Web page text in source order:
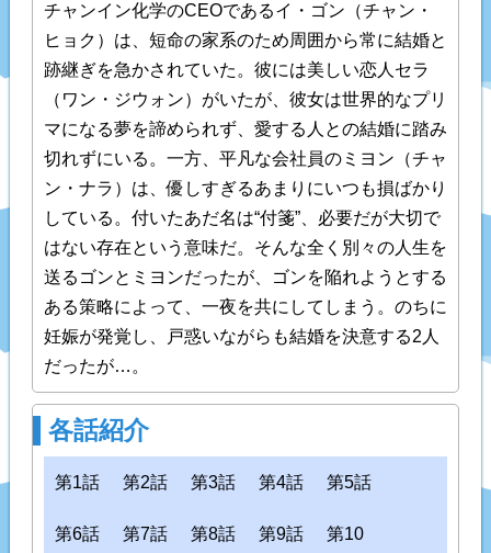
チャンイン化学のCEOであるイ・ゴン（チャン・
ヒョク）は、短命の家系のため周囲から常に結婚と
跡継ぎを急かされていた。彼には美しい恋人セラ
（ワン・ジウォン）がいたが、彼女は世界的なプリ
マになる夢を諦められず、愛する人との結婚に踏み
切れずにいる。一方、平凡な会社員のミヨン（チャ
ン・ナラ）は、優しすぎるあまりにいつも損ばかり
している。付いたあだ名は“付箋”、必要だが大切で
はない存在という意味だ。そんな全く別々の人生を
送るゴンとミヨンだったが、ゴンを陥れようとする
ある策略によって、一夜を共にしてしまう。のちに
妊娠が発覚し、戸惑いながらも結婚を決意する2人
だったが…。
各話紹介
第1話 第2話 第3話 第4話 第5話
第6話 第7話 第8話 第9話
第10